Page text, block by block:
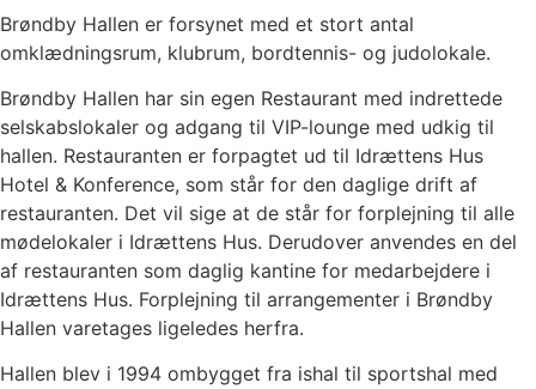
Brøndby Hallen er forsynet med et stort antal
omklædningsrum, klubrum, bordtennis- og judolokale.
Brøndby Hallen har sin egen Restaurant med indrettede
selskabslokaler og adgang til VIP-lounge med udkig til
hallen. Restauranten er forpagtet ud til Idrættens Hus
Hotel & Konference, som står for den daglige drift af
restauranten. Det vil sige at de står for forplejning til alle
mødelokaler i Idrættens Hus. Derudover anvendes en del
af restauranten som daglig kantine for medarbejdere i
Idrættens Hus. Forplejning til arrangementer i Brøndby
Hallen varetages ligeledes herfra.
Hallen blev i 1994 ombygget fra ishal til sportshal med